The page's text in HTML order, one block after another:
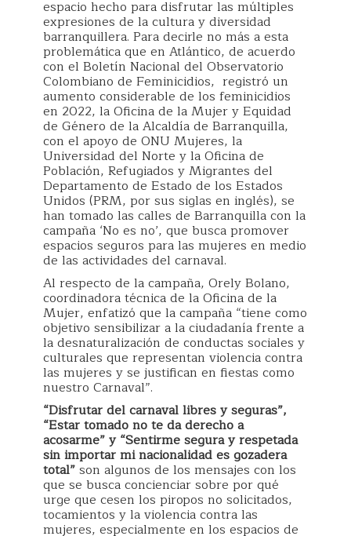
espacio hecho para disfrutar las múltiples
expresiones de la cultura y diversidad
barranquillera. Para decirle no más a esta
problemática que en Atlántico, de acuerdo
con el Boletín Nacional del Observatorio
Colombiano de Feminicidios, registró un
aumento considerable de los feminicidios
en 2022, la Oficina de la Mujer y Equidad
de Género de la Alcaldía de Barranquilla,
con el apoyo de ONU Mujeres, la
Universidad del Norte y la Oficina de
Población, Refugiados y Migrantes del
Departamento de Estado de los Estados
Unidos (PRM, por sus siglas en inglés), se
han tomado las calles de Barranquilla con la
campaña ‘No es no’, que busca promover
espacios seguros para las mujeres en medio
de las actividades del carnaval.
Al respecto de la campaña, Orely Bolano,
coordinadora técnica de la Oficina de la
Mujer, enfatizó que la campaña “tiene como
objetivo sensibilizar a la ciudadanía frente a
la desnaturalización de conductas sociales y
culturales que representan violencia contra
las mujeres y se justifican en fiestas como
nuestro Carnaval”.
“Disfrutar del carnaval libres y seguras”,
“Estar tomado no te da derecho a
acosarme” y “Sentirme segura y respetada
sin importar mi nacionalidad es gozadera
total”son algunos de los mensajes con los
que se busca concienciar sobre por qué
urge que cesen los piropos no solicitados,
tocamientos y la violencia contra las
mujeres, especialmente en los espacios de